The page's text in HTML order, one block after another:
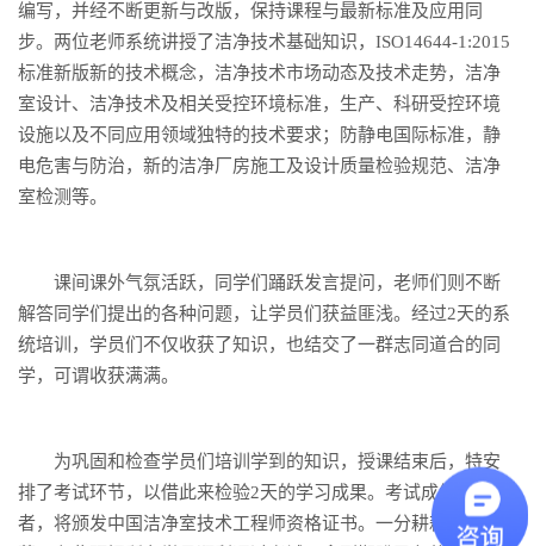
编写，并经不断更新与改版，保持课程与最新标准及应用同
步。两位老师系统讲授了洁净技术基础知识，ISO14644-1:2015
标准新版新的技术概念，洁净技术市场动态及技术走势，洁净
室设计、洁净技术及相关受控环境标准，生产、科研受控环境
设施以及不同应用领域独特的技术要求；防静电国际标准，静
电危害与防治，新的洁净厂房施工及设计质量检验规范、洁净
室检测等。
课间课外气氛活跃，同学们踊跃发言提问，老师们则不断
解答同学们提出的各种问题，让学员们获益匪浅。经过2天的系
统培训，学员们不仅收获了知识，也结交了一群志同道合的同
学，可谓收获满满。
为巩固和检查学员们培训学到的知识，授课结束后，特安
排了考试环节，以借此来检验2天的学习成果。考试成绩合格
者，将颁发中国洁净室技术工程师资格证书。一分耕耘一分收